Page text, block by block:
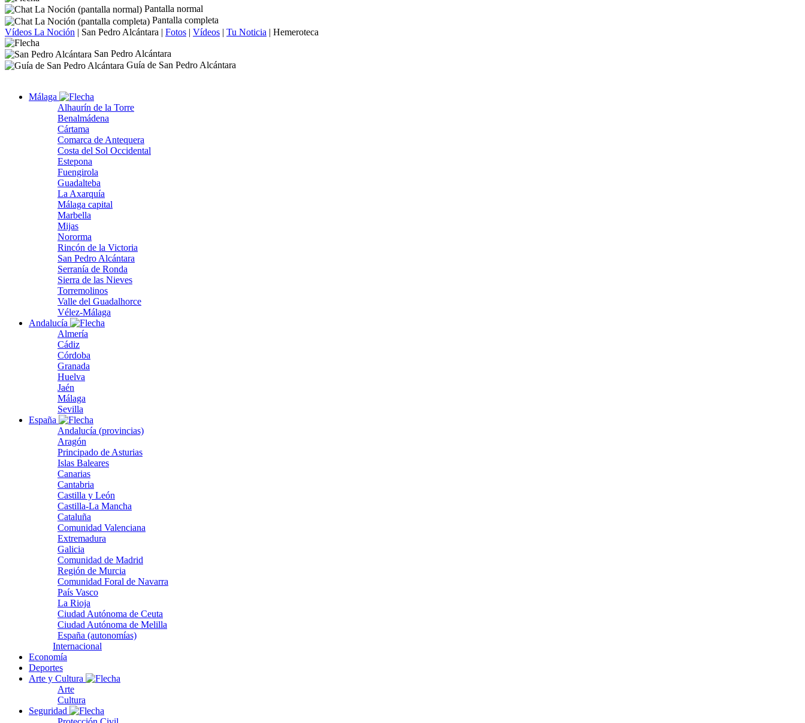
Pantalla normal
Pantalla completa
Vídeos La Noción | San Pedro Alcántara | Fotos | Vídeos | Tu Noticia | Hemeroteca
San Pedro Alcántara
Guía de San Pedro Alcántara
Málaga
Alhaurín de la Torre
Benalmádena
Cártama
Comarca de Antequera
Costa del Sol Occidental
Estepona
Fuengirola
Guadalteba
La Axarquía
Málaga capital
Marbella
Mijas
Nororma
Rincón de la Victoria
San Pedro Alcántara
Serranía de Ronda
Sierra de las Nieves
Torremolinos
Valle del Guadalhorce
Vélez-Málaga
Andalucía
Almería
Cádiz
Córdoba
Granada
Huelva
Jaén
Málaga
Sevilla
España
Andalucía (provincias)
Aragón
Principado de Asturias
Islas Baleares
Canarias
Cantabria
Castilla y León
Castilla-La Mancha
Cataluña
Comunidad Valenciana
Extremadura
Galicia
Comunidad de Madrid
Región de Murcia
Comunidad Foral de Navarra
País Vasco
La Rioja
Ciudad Autónoma de Ceuta
Ciudad Autónoma de Melilla
España (autonomías)
Internacional
Economía
Deportes
Arte y Cultura
Arte
Cultura
Seguridad